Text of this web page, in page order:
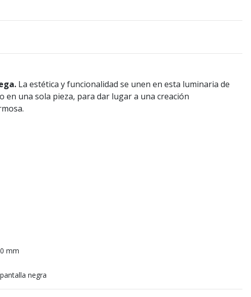
La estética y funcionalidad se unen en esta luminaria de
en una sola pieza, para dar lugar a una creación
mm
negra